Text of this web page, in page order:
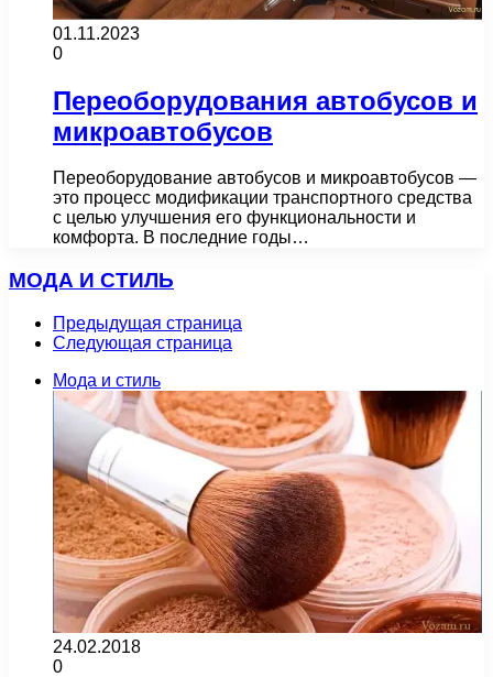
01.11.2023
0
Переоборудования автобусов и
микроавтобусов
Переоборудование автобусов и микроавтобусов —
это процесс модификации транспортного средства
с целью улучшения его функциональности и
комфорта. В последние годы…
МОДА И СТИЛЬ
Предыдущая страница
Следующая страница
Мода и стиль
24.02.2018
0